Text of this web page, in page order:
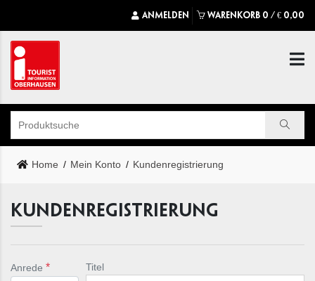
ANMELDEN WARENKORB 0 / € 0,00
Home Mein Konto Kundenregistrierung
KUNDENREGISTRIERUNG
Anrede Titel